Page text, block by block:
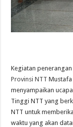
Kegiatan
Provinsi NTT Mustafa
menyampaikan
Tinggi NTT yang
NTT untuk
waktu yang akan